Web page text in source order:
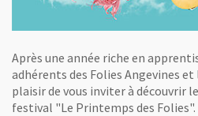
Après une année riche en
adhérents des Folies Angevines
plaisir de vous inviter à découvrir
festival "Le Printemps des Folies".